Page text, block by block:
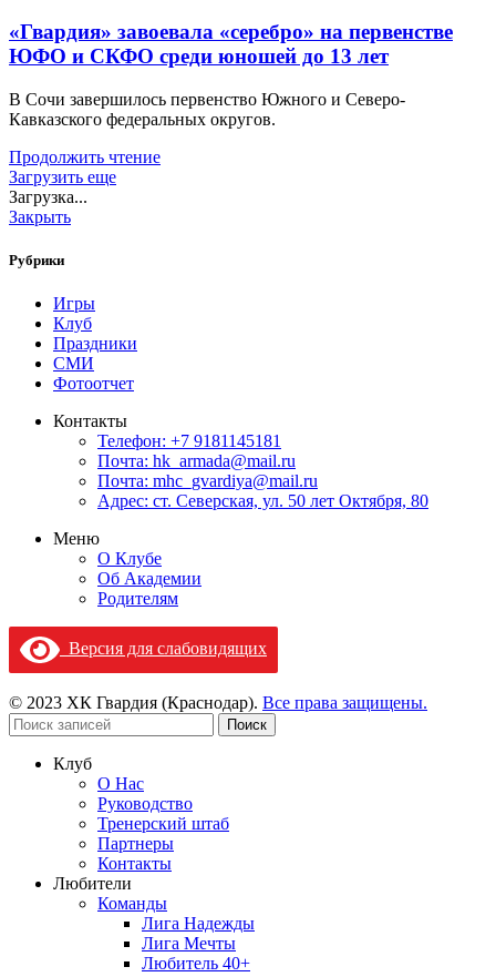
«Гвардия» завоевала «серебро» на первенстве
ЮФО и СКФО среди юношей до 13 лет
В Сочи завершилось первенство Южного и Северо-
Кавказского федеральных округов.
Продолжить чтение
Загрузить еще
Загрузка...
Закрыть
Рубрики
Игры
Клуб
Праздники
СМИ
Фотоотчет
Контакты
Телефон: +7 9181145181
Почта: hk_armada@mail.ru
Почта: mhc_gvardiya@mail.ru
Адрес: ст. Северская, ул. 50 лет Октября, 80
Меню
О Клубе
Об Академии
Родителям
Версия для слабовидящих
© 2023 ХК Гвардия (Краснодар). Все права защищены.
Поиск
Клуб
О Нас
Руководство
Тренерский штаб
Партнеры
Контакты
Любители
Команды
Лига Надежды
Лига Мечты
Любитель 40+